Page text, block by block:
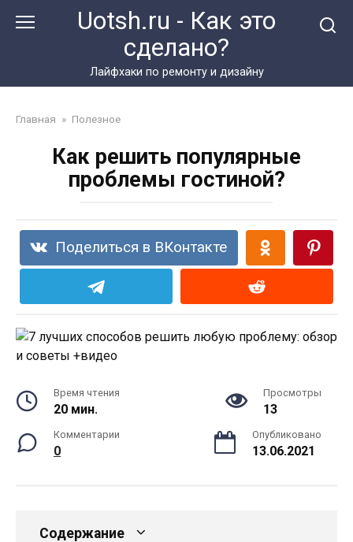
Uotsh.ru - Как это
сделано?
Лайфхаки по ремонту и дизайну
Главная » Полезное
Как решить популярные
проблемы гостиной?
Поделиться в ВКонтакте
Время чтения
20 мин.
Просмотры
13
Комментарии
0
Опубликовано
13.06.2021
Содержание